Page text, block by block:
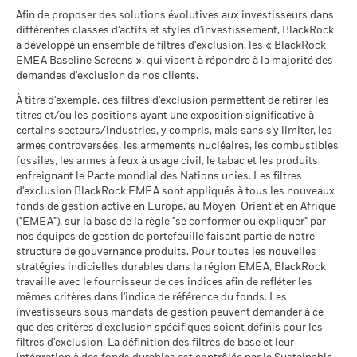
entre le 01/01/2019 et le 31/12/2019 pourront être rendues
publiques à compter du 01/02/2020.
Le pourcentage de prêt maximum peut varier à la hausse ou à
L’activité de prêt de titres comporte un risque de perte si
l'emprunteur fait défaut avant que les titres ne soient
restitués et si, en raison des mouvements du marché, la valeur
des garanties détenues a baissé et/ou la valeur des titres
prêtés a augmenté.
Intermédiaire
Ce que vous pourriez obtenir après
Rendement annuel moyen
Favorable
Ce que vous pourriez obtenir après
Rendement annuel moyen
Le scénario de tension montre ce que vous pourriez obtenir
dans des situations de marché extrêmes.
Notation des fonds ESG MSCI
au 17/juil./2026
A
Pointage de qualité ESG
MSCI (0-10)
au 17/juil./2026
Classification mondiale des
fonds selon Lipper
au 17/juil./2026
Equity Emerging Markets
Global
Moyenne pondérée de
l'intensité carbone MSCI
(tonnes de CO2e/M$ de
ventes)
au 17/juil./2026
MSCI Implied Temperature
Rise (0-3,0+ °C)
> 2,5-3,0 °C
% des avoirs à l'égard
desquels des données ESG
MSCI
97,76
au 04/août/2026
MSCI - Contrevenants au
Pacte mondial des Nations
Unies
au 04/août/2026
0,00%
MSCI - Charbon thermique
au 04/août/2026
0,00%
MSCI - Sables bitumineux
au 04/août/2026
0,00%
Données sur la
participation aux secteurs
d'activité
au 04/août/2026
95,15%
Pourcentage des avoirs du
fonds à l'égard desquels
des données ne sont pas
disponibles
au 04/août/2026
iShares III plc - Prospectus (French - France)
iShares III plc - Prospectus (English)
iShares III plc - Prospectus (French -
Belgium^France)
iShares III plc - Prospectus (German -
Belgium^France)
Voir tous les documents
Afin de proposer des solutions évolutives aux investisseurs dans
différentes classes d'actifs et styles d'investissement, BlackRock
a développé un ensemble de filtres d'exclusion, les « BlackRock
EMEA Baseline Screens », qui visent à répondre à la majorité des
demandes d'exclusion de nos clients.
À titre d'exemple, ces filtres d'exclusion permettent de retirer les
titres et/ou les positions ayant une exposition significative à
certains secteurs/industries, y compris, mais sans s'y limiter, les
armes controversées, les armements nucléaires, les combustibles
fossiles, les armes à feux à usage civil, le tabac et les produits
enfreignant le Pacte mondial des Nations unies. Les filtres
d'exclusion BlackRock EMEA sont appliqués à tous les nouveaux
fonds de gestion active en Europe, au Moyen-Orient et en Afrique
("EMEA"), sur la base de la règle "se conformer ou expliquer" par
nos équipes de gestion de portefeuille faisant partie de notre
structure de gouvernance produits. Pour toutes les nouvelles
stratégies indicielles durables dans la région EMEA, BlackRock
travaille avec le fournisseur de ces indices afin de refléter les
mêmes critères dans l'indice de référence du fonds. Les
investisseurs sous mandats de gestion peuvent demander à ce
que des critères d'exclusion spécifiques soient définis pour les
filtres d'exclusion. La définition des filtres de base et leur